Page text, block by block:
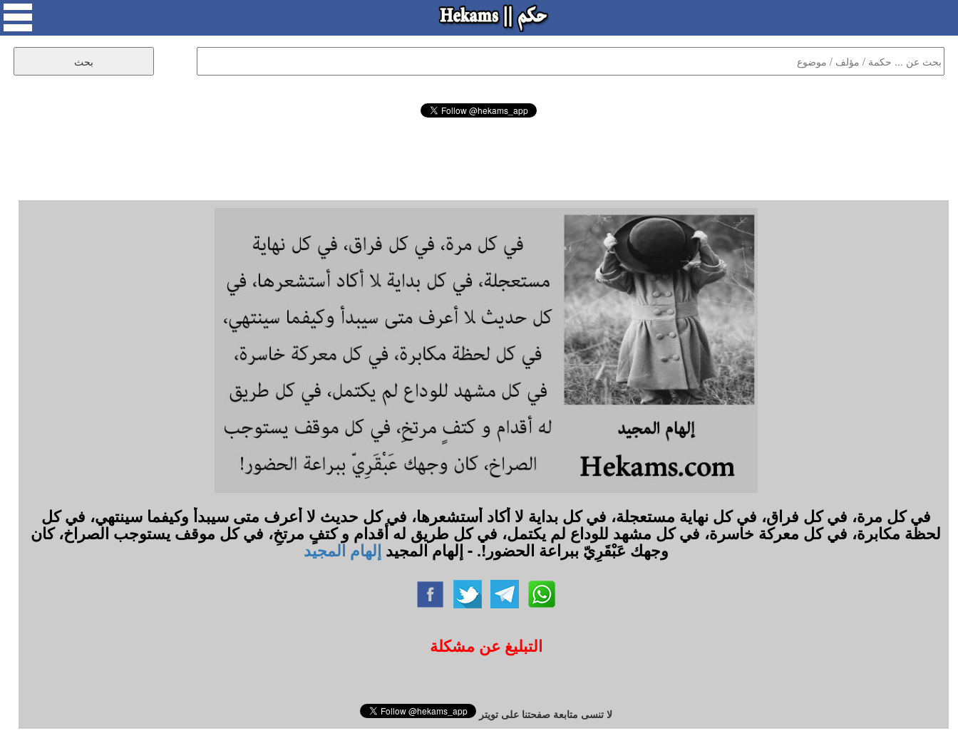
في كل مرة، في كل فراق، في كل نهاية مستعجلة، في كل بداية لا أكاد أستشعرها، في كل حديث لا أعرف متى سيبدأ وكيفما سينتهي، في كل
لحظة مكابرة، في كل معركة خاسرة، في كل مشهد للوداع لم يكتمل، في كل طريق له أقدام و كتفٍ مرتخِ، في كل موقف يستوجب الصراخ، كان
وجهك عَبْقَرِيّ ببراعة الحضور!. - إلهام المجيد إلهام المجيد
التبليغ عن مشكلة
لا تنسى متابعة صفحتنا على تويتر